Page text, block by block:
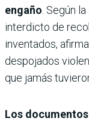
engaño . Según
interdicto de
inventados,
despojados
que jamás
Los